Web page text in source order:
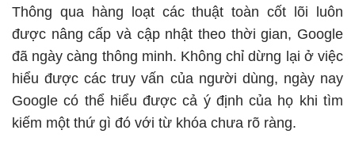
Thông qua hàng loạt các thuật toàn cốt lõi luôn
được nâng cấp và cập nhật theo thời gian, Google
đã ngày càng thông minh. Không chỉ dừng lại ở việc
hiểu được các truy vấn của người dùng, ngày nay
Google có thể hiểu được cả ý định của họ khi tìm
kiếm một thứ gì đó với từ khóa chưa rõ ràng.